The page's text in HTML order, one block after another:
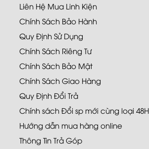
Liên Hệ Mua Linh Kiện
Chính Sách Bảo Hành
Quy Định Sử Dụng
Chính Sách Riêng Tư
Chính Sách Bảo Mật
Chính Sách Giao Hàng
Quy Định Đổi Trả
Chính sách Đổi sp mới cùng loại 48H
Hướng dẫn mua hàng online
Thông Tin Trả Góp